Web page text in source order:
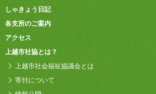
しゃきょう日記
各支所のご案内
アクセス
上越市社協とは？
上越市社会福祉協議会とは
寄付について